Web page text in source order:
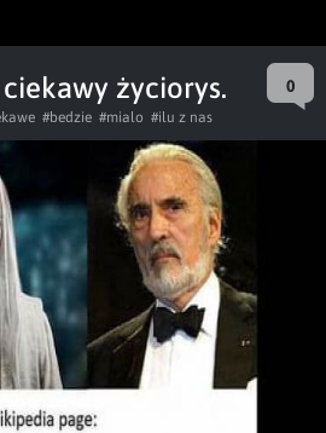
życiorys. 0
#bedzie #mialo #ilu z nas